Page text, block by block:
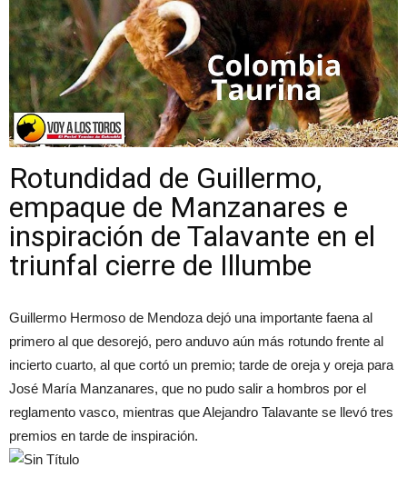
Rotundidad de Guillermo,
empaque de Manzanares e
inspiración de Talavante en el
triunfal cierre de Illumbe
Guillermo Hermoso de Mendoza dejó una importante faena al
primero al que desorejó, pero anduvo aún más rotundo frente al
incierto cuarto, al que cortó un premio; tarde de oreja y oreja para
José María Manzanares, que no pudo salir a hombros por el
reglamento vasco, mientras que Alejandro Talavante se llevó tres
premios en tarde de inspiración.